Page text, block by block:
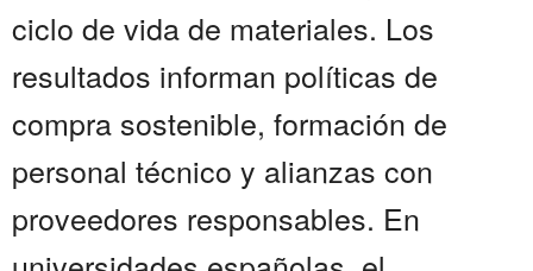
ciclo de vida de materiales. Los
resultados informan políticas de
compra sostenible, formación de
personal técnico y alianzas con
proveedores responsables. En